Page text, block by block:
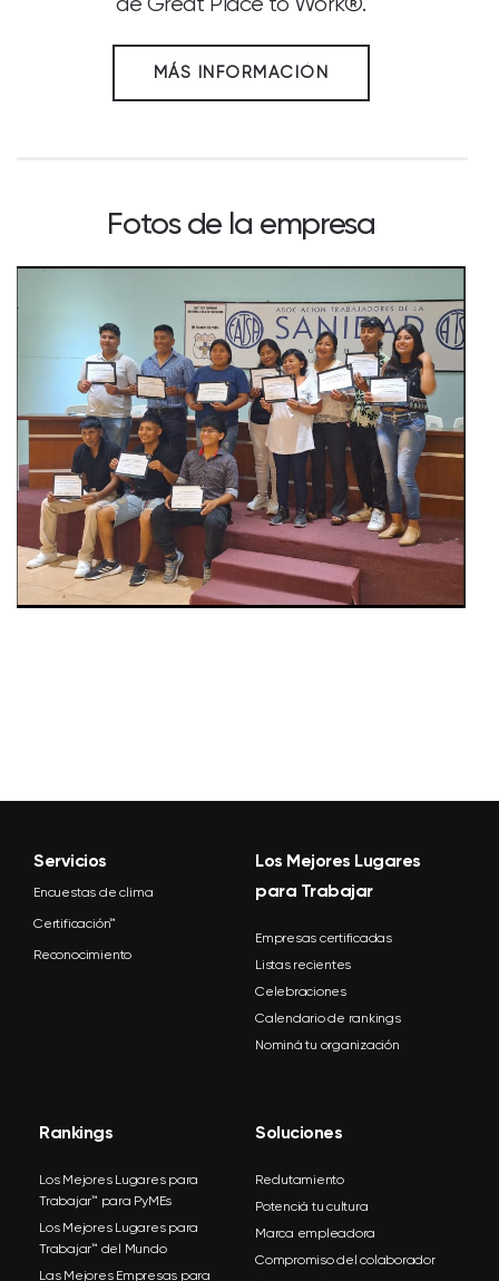
MÁS INFORMACIÓN
Fotos de la empresa
Servicios
Encuestas de clima
Certificación™
Reconocimiento
Los Mejores Lugares
para Trabajar
Empresas certificadas
Listas recientes
Celebraciones
Calendario de rankings
Nominá tu organización
Rankings
Los Mejores Lugares para
Trabajar™ para PyMEs
Los Mejores Lugares para
Trabajar™ del Mundo
Las Mejores Empresas para
Soluciones
Reclutamiento
Potenciá tu cultura
Marca empleadora
Compromiso del colaborador